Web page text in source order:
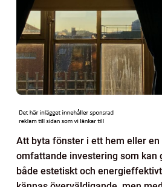
Att byta fönster i ett hem eller en
omfattande investering som kan
både estetiskt och